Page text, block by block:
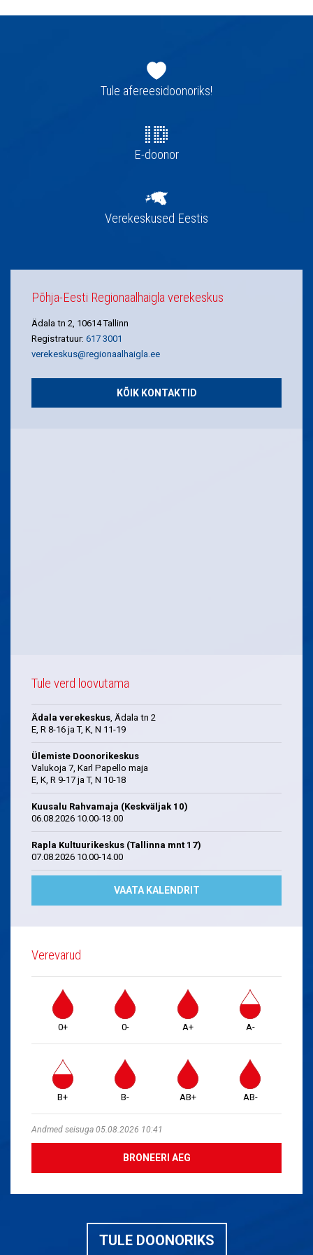
navigatsioonTule afereesidoonoriks!
E-doonor
Verekeskused Eestis
Põhja-Eesti Regionaalhaigla verekeskus
Ädala tn 2, 10614 Tallinn
Registratuur: 617 3001
verekeskus@regionaalhaigla.ee
KÕIK KONTAKTID
Tule verd loovutama
Ädala verekeskus, Ädala tn 2
E, R 8-16 ja T, K, N 11-19
Ülemiste Doonorikeskus
Valukoja 7, Karl Papello maja
E, K, R 9-17 ja T, N 10-18
Kuusalu Rahvamaja (Keskväljak 10)
06.08.2026 10.00-13.00
Rapla Kultuurikeskus (Tallinna mnt 17)
07.08.2026 10.00-14.00
VAATA KALENDRIT
Verevarud
0+ 0- A+ A-
B+ B- AB+ AB-
Andmed seisuga 05.08.2026 10:41
BRONEERI AEG
TULE DOONORIKS